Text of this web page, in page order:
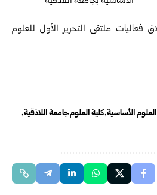
العلوم الأساسية كلية العلوم جامعة اللاذقية